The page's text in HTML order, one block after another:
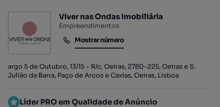
Viver nas Ondas Imobiliária
Empreendimentos
Mostrar número
Mostrar número
argo 5 de Outubro, 13/15 - R/c, Oeiras, 2780-225, Oeiras e S.
Julião da Barra, Paço de Arcos e Caxias, Oeiras, Lisboa
Líder PRO em Qualidade de Anúncio